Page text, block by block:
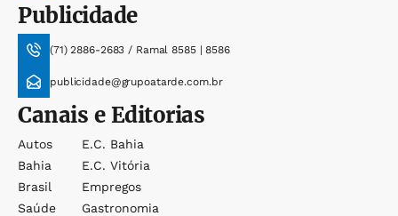
Publicidade
(71) 2886-2683 / Ramal 8585 | 8586
publicidade@grupoatarde.com.br
Canais e Editorias
Autos
Bahia
Brasil
Saúde
E.c. Bahia
E.c. Vitória
Empregos
Gastronomia